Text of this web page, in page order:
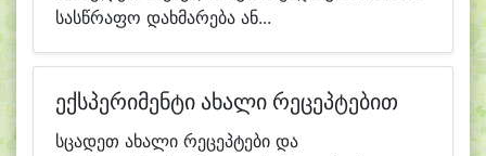
სასწრაფო დახმარება ან...
ექსპერიმენტი ახალი რეცეპტებით
სცადეთ ახალი რეცეპტები და